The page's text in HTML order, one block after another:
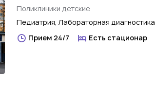
Поликлиники детские
Педиатрия, Лабораторная диагностика
Прием 24/7
Есть стационар